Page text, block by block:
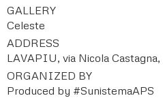
GALLERY
Celeste
ADDRESS
LAVAPIU, via Nicola Castagna,
ORGANIZED BY
Produced by #SunistemaAPS